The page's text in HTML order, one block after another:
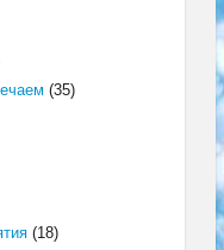
(35)
(18)